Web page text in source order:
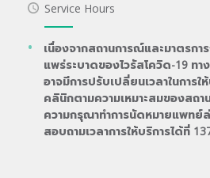
Service Hours
เนื่องจากสถานการณ์และมาตรกา
แพร่ระบาดของไวรัสโควิด-19 ทา
อาจมีการปรับเปลี่ยนเวลาในการ
คลินิกตามความเหมาะสมของสถ
ความกรุณาทำการนัดหมายแพทย์
สอบถามเวลาการให้บริการได้ที่